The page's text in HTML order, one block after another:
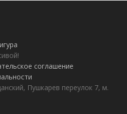
соглашение
Пушкарев переулок 7, м.